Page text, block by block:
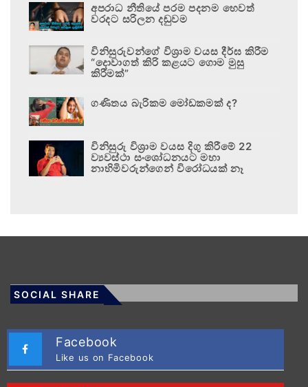
අපරාධ නීතියේ පරම පදනම හෙවත්
වරදට සරිලන දඬුවම
විනිසුරුවන්ගේ විශ්‍රාම වයස දීර්ඝ කිරීම
“දොවාගත් කිරි කළයට ගොම මුසු
කිරීමක්”
ගණිතය බැරිකම මෝඩකමක් ද?
විනිසුරු විශ්‍රාම වයස දිගු කිරීමේ 22
ව්‍යවස්ථා සංශෝධනයට මහා
නාහිමිවරුන්ගෙන් විරෝධයක් නෑ
SOCIAL SHARE
Facebook
Like us on Facebook